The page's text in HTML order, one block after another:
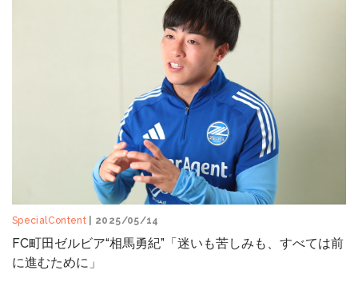
SpecialContent | 2025/05/14
FC町田ゼルビア“相馬勇紀”「迷いも苦しみも、すべては前
に進むために」